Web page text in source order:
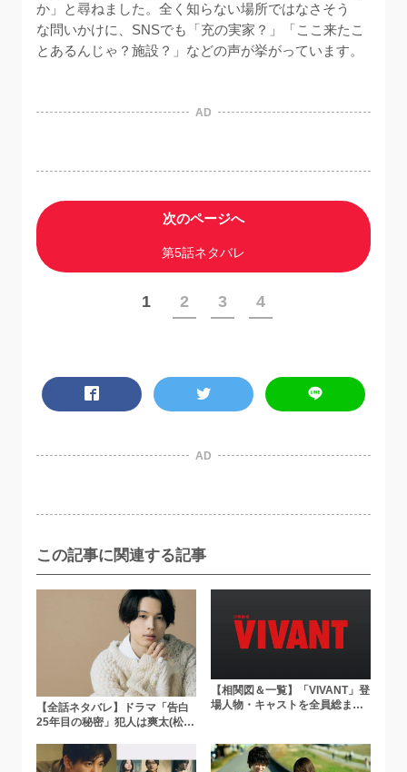
か」と尋ねました。全く知らない場所ではなさそう
な問いかけに、SNSでも「充の実家？」「ここ来たこ
とあるんじゃ？施設？」などの声が挙がっています。
AD
次のページへ
第5話ネタバレ
1 2 3 4
AD
この記事に関連する記事
【全話ネタバレ】ドラマ「告白
25年目の秘密」犯人は爽太(松村
の闇を考察！サユリの目的と
は？
【相関図＆一覧】「VIVANT」登
場人物・キャストを全員総まと